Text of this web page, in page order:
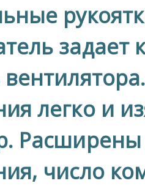
легко и
число